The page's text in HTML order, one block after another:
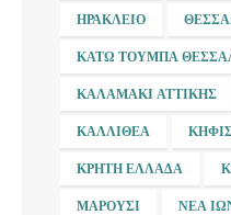
ΗΡΆΚΛΕΙΟ
ΚΆΤΩ ΤΟΎΜΠΑ
ΚΑΛΑΜΆΚΙ ΑΤΤΙΚΉΣ
ΚΑΛΛΙΘΈΑ
ΚΡΉΤΗ ΕΛΛΆΔΑ
ΜΑΡΟΎΣΙ ΝΈΑ